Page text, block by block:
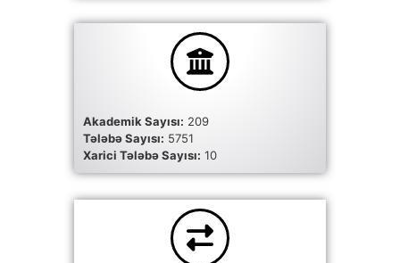
Akademik Sayısı: 209
Tələbə Sayısı: 5751
Xarici Tələbə Sayısı: 10